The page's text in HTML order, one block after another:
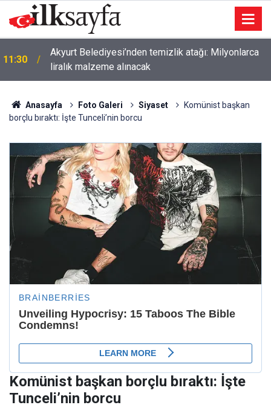
11:30
Akyurt Belediyesi’nden temizlik atağı: Milyonlarca
liralık malzeme alınacak
Anasayfa Foto Galeri Siyaset
Komünist başkan
borçlu bıraktı: İşte Tunceli’nin borcu
Komünist başkan borçlu bıraktı: İşte
Tunceli’nin borcu